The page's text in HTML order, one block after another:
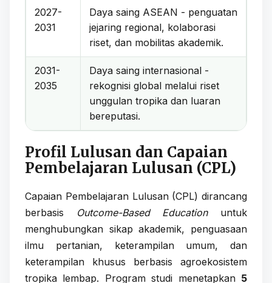
2027-
2031
Daya saing ASEAN - penguatan
jejaring regional, kolaborasi
riset, dan mobilitas akademik.
2031-
2035
Daya saing internasional -
rekognisi global melalui riset
unggulan tropika dan luaran
bereputasi.
Profil Lulusan dan Capaian
Pembelajaran Lulusan (CPL)
Capaian Pembelajaran Lulusan (CPL) dirancang
berbasis
Outcome-Based Educationuntuk
menghubungkan sikap akademik, penguasaan
ilmu pertanian, keterampilan umum, dan
keterampilan khusus berbasis agroekosistem
tropika lembap. Program studi menetapkan 5